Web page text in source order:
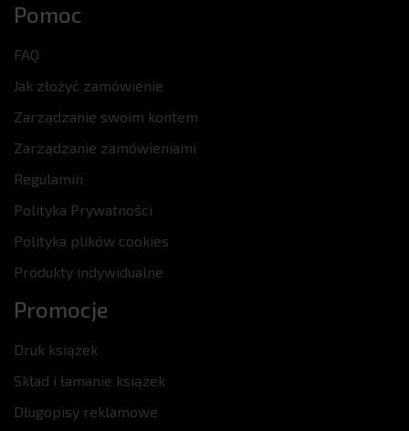
Pomoc
FAQ
Jak złożyć zamówienie
Zarządzanie swoim kontem
Zarządzanie zamówieniami
Regulamin
Polityka Prywatności
Polityka plików cookies
Produkty indywidualne
Promocje
Druk książek
Skład i łamanie książek
Długopisy reklamowe